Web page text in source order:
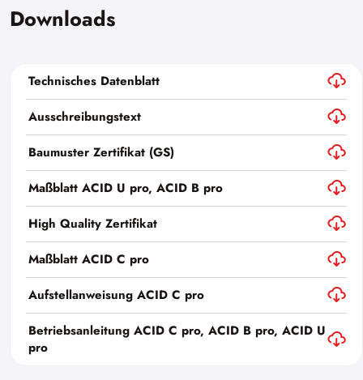
Downloads
Technisches Datenblatt
Ausschreibungstext
Baumuster Zertifikat (GS)
Maßblatt ACID U pro, ACID B pro
High Quality Zertifikat
Maßblatt ACID C pro
Aufstellanweisung ACID C pro
Betriebsanleitung ACID C pro, ACID B pro, ACID U
pro